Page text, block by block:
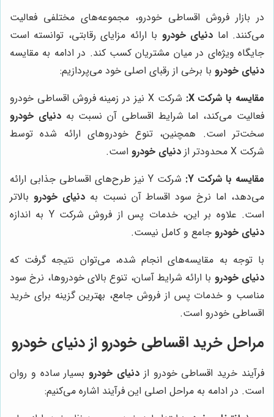
در بازار فروش اقساطی خودرو، مجموعه‌های مختلفی فعالیت
می‌کنند. اما دنیای خودرو با ارائه مزایای رقابتی، توانسته است
جایگاه ویژه‌ای در میان مشتریان کسب کند. در ادامه به مقایسه
دنیای خودرو با برخی از رقبای اصلی خود می‌پردازیم:
مقایسه با شرکت X:
شرکت X نیز در زمینه فروش اقساطی خودرو
فعالیت می‌کند، اما شرایط اقساطی آن نسبت بهدنیای خودرو
سخت‌تر است. همچنین، تنوع خودروهای ارائه شده توسط
شرکت X محدودتر از
دنیای خودرو است.
مقایسه با شرکت Y:
شرکت Y نیز طرح‌های اقساطی جذابی ارائه
می‌دهد، اما نرخ سود اقساط آن نسبت بهدنیای خودرو بالاتر
است. علاوه بر این، خدمات پس از فروش شرکت Y به اندازه
دنیای خودرو جامع و کامل نیست.
با توجه به مقایسه‌های انجام شده، می‌توان نتیجه گرفت که
دنیای خودرو با ارائه شرایط آسان، تنوع بالای خودروها، نرخ سود
مناسب و خدمات پس از فروش جامع، بهترین گزینه برای خرید
اقساطی خودرو است.
مراحل خرید اقساطی خودرو ازدنیای خودرو
فرآیند خرید اقساطی خودرو از دنیای خودروبسیار ساده و روان
است. در ادامه به مراحل اصلی این فرآیند اشاره می‌کنیم: